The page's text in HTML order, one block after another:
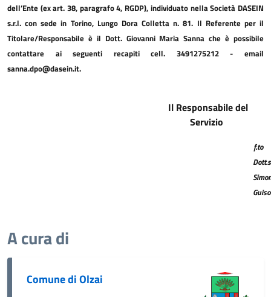
dell’Ente (ex art. 38, paragrafo 4, RGDP), individuato nella Società DASEIN
s.r.l. con sede in Torino, Lungo Dora Colletta n. 81. Il Referente per il
Titolare/Responsabile è il Dott. Giovanni Maria Sanna che è possibile
contattare ai seguenti recapiti cell. 3491275212 - email
sanna.dpo@dasein.it.
Il Responsabile del
Servizio
f.to
Guiso
A cura di
Comune di Olzai